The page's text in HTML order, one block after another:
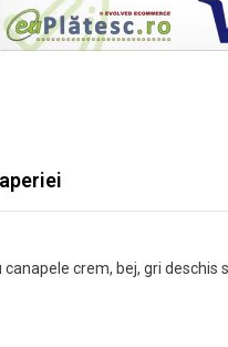
crem, bej, gri deschis